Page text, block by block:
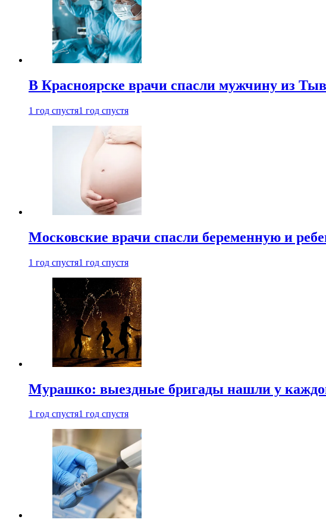
В Красноярске врачи спасли мужчину из
1 год спустя1 год спустя
Московские врачи спасли беременную и
1 год спустя1 год спустя
Мурашко: выездные бригады нашли у
1 год спустя1 год спустя